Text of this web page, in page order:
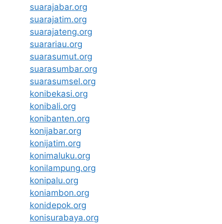
suarajabar.org
suarajatim.org
suarajateng.org
suarariau.org
suarasumut.org
suarasumbar.org
suarasumsel.org
konibekasi.org
konibali.org
konibanten.org
konijabar.org
konijatim.org
konimaluku.org
konilampung.org
konipalu.org
koniambon.org
konidepok.org
konisurabaya.org